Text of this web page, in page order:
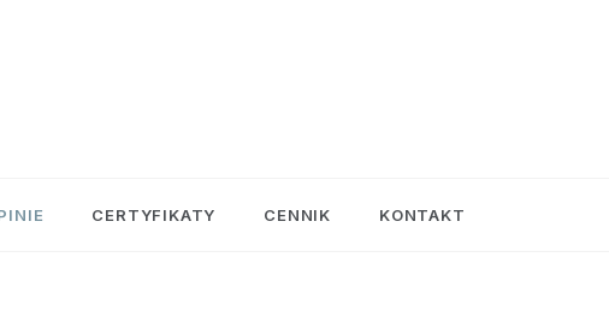
CERTYFIKATY CENNIK KONTAKT